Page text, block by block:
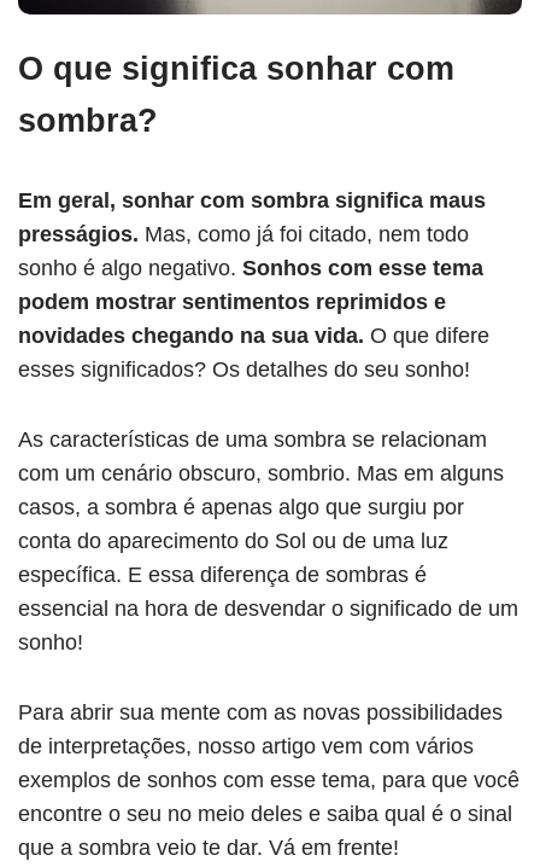
O que significa sonhar com
sombra?
Em geral, sonhar com sombra significa maus
presságios. Mas, como já foi citado, nem todo
sonho é algo negativo. Sonhos com esse tema
podem mostrar sentimentos reprimidos e
novidades chegando na sua vida. O que difere
esses significados? Os detalhes do seu sonho!
As características de uma sombra se relacionam
com um cenário obscuro, sombrio. Mas em alguns
casos, a sombra é apenas algo que surgiu por
conta do aparecimento do Sol ou de uma luz
específica. E essa diferença de sombras é
essencial na hora de desvendar o significado de um
sonho!
Para abrir sua mente com as novas possibilidades
de interpretações, nosso artigo vem com vários
exemplos de sonhos com esse tema, para que você
encontre o seu no meio deles e saiba qual é o sinal
que a sombra veio te dar. Vá em frente!